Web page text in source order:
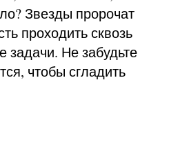
Звезды пророчат
проходить сквозь
Не забудьте
чтобы сгладить